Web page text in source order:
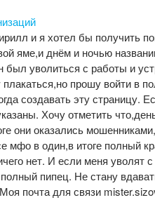
и я хотел бы получить
яме,и днём и ночью
был уволиться с работы и
плакаться,но прошу войти
создавать эту страницу.
Хочу отметить
они оказались
мфо в один,в итоге полный
нет. И если меня уволят
полный пипец. Не стану
почта для связи